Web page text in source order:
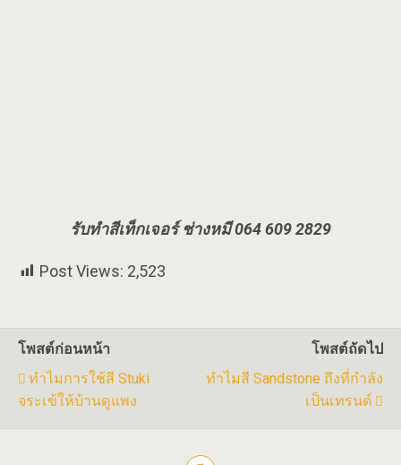
รับทำสีเท็กเจอร์ ช่างหมี 064 609 2829
Post Views: 2,523
โพสต์ก่อนหน้า
ทำไมการใช้สี Stuki
จระเข้ให้บ้านดูแพง
โพสต์ถัดไป
ทำไมสี Sandstone ถึงที่กำลัง
เป็นเทรนด์